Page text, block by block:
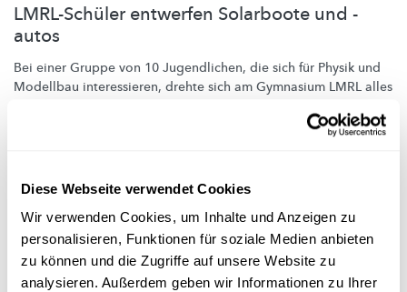
Diese Webseite verwendet Cookies
Wir verwenden Cookies, um Inhalte und Anzeigen zu
personalisieren, Funktionen für soziale Medien anbieten
zu können und die Zugriffe auf unsere Website zu
analysieren. Außerdem geben wir Informationen zu Ihrer
LMRL-Schüler entwerfen Solarboote und -
autos
Bei einer Gruppe von 10 Jugendlichen, die sich für Physik und
Modellbau interessieren, drehte sich am Gymnasium LMRL alles